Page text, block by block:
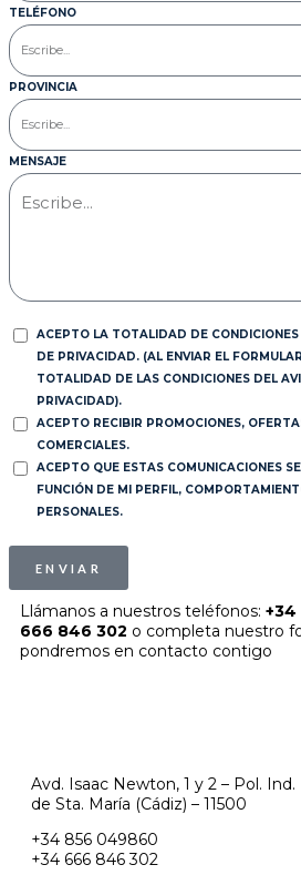
TELÉFONO
PROVINCIA
MENSAJE
ACEPTO LA TOTALIDAD DE
DE PRIVACIDAD. (AL ENVIAR EL
TOTALIDAD DE LAS CONDICIONES DEL
PRIVACIDAD).
ACEPTO RECIBIR PROMOCIONES,
COMERCIALES.
ACEPTO QUE ESTAS COMUNICACIONES
FUNCIÓN DE MI PERFIL,
PERSONALES.
ENVIAR
Llámanos a nuestros teléfonos:
666 846 302 o completa nuestro
pondremos en contacto contigo
Avd. Isaac Newton, 1 y 2 – Pol.
de Sta. María (Cádiz) – 11500
+34 856 049860
+34 666 846 302